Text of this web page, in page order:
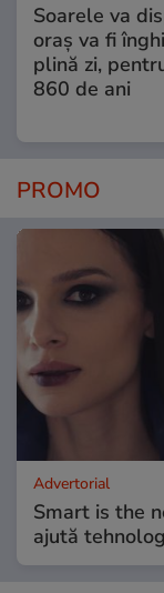
Soarele va
oraș va fi
plină zi,
860 de ani
PROMO
Advertorial
Smart is the
ajută